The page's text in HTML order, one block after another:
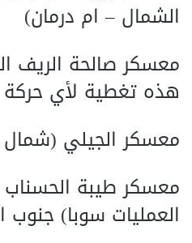
الشمال – ام درمان)
معسكر صالحة الريف
هذه تغطية لأي حركة
معسكر الجيلي (شمال
معسكر طيبة
العمليات سوبا) جنوب